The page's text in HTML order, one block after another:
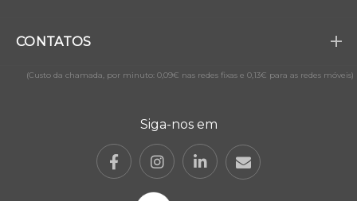
CONTATOS
(Custo da chamada, por minuto: 0,09€ nas redes fixas e 0,13€ para as redes móveis)
Siga-nos em